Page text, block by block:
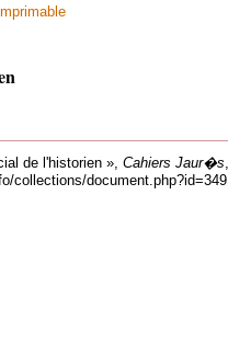
de l'historien », Cahiers Jaur�s
collections/document.php?id=349